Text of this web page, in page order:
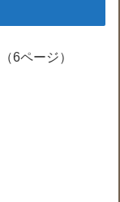
（6ページ）